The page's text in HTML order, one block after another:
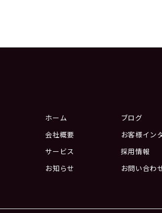
ホーム
会社概要
サービス
お知らせ
ブログ
お客様イン
採用情報
お問い合わ